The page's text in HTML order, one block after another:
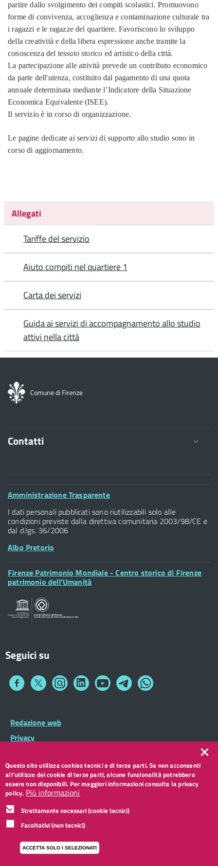
partire dallo svolgimento dei compiti scolastici. Promuovono
forme di convivenza, accoglienza e contaminazione culturale tra
i ragazzi e le ragazze del quartiere. Favoriscono lo sviluppo
della creatività e della libera espressione anche tramite la
conoscenza del tessuto storico ed artistico della città.
La partecipazione alle attività prevede un contributo economico
da parte dell'utenza, costituito dal pagamento di una quota
annuale determinata mediante l’Indicatore della Situazione
Economica Equivalente (ISEE).
Il servizio è in corso di organizzazione.
Le pagine dedicate ai servizi di supporto allo studio sono in
corso di aggiornamento.
Allegati
Tariffe del servizio
Aiuto compiti nel quartiere 1
Carta dei servizi
Guida ai servizi di accompagnamento allo studio
attivi nella città
Comune di Firenze
Contatti
Comune di Firenze
Palazzo Vecchio
Piazza della Signoria - 50122, Firenze
Posta Elettronica Certificata
Footer
Amministrazione Trasparente
I dati personali pubblicati sono riutilizzabili solo alle
condizioni previste dalla direttiva comunitaria 2003/98/CE e
dal d.lgs. 36/2006
Albo Pretorio
Footer
Widget
Firenze Patrimonio Mondiale - Centro storico di Firenze
patrimonio dell’Umanità
Seguici su
Collegamento
Collegamento
a
Collegamento
a
Collegamento
a
Collegamento
a
Collegamento
a
Collegamento
a
Widget
Footer
menu
Redazione web
Privacy
Accessibilità
CC BY 3.0 IT
Questo sito utilizza cookies tecnici e di terze parti. Se non acconsenti
all'utilizzo dei cookie di terze parti, alcune funzionalità potrebbero
essere non disponibili. Per maggiori informazioni consulta la privacy
policy. Più informazioni
Strettamente necessari (cookie tecnici)
Facoltativi (non tecnici)
ACCETTA SOLO I SELEZIONATI